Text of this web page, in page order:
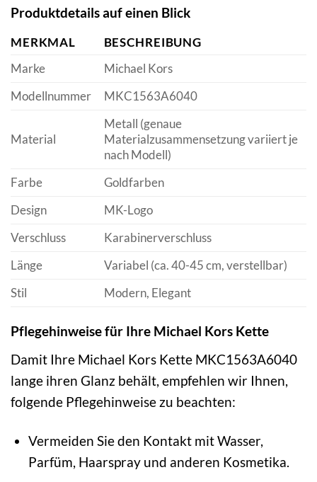
Produktdetails auf einen Blick
MERKMAL
BESCHREIBUNG
Marke
Michael Kors
Modellnummer
MKC1563A6040
Material
Metall (genaue
Materialzusammensetzung variiert je
nach Modell)
Farbe
Goldfarben
Design
MK-Logo
Verschluss
Karabinerverschluss
Länge
Variabel (ca. 40-45 cm, verstellbar)
Stil
Modern, Elegant
Pflegehinweise für Ihre Michael Kors Kette
Damit Ihre Michael Kors Kette MKC1563A6040
lange ihren Glanz behält, empfehlen wir Ihnen,
folgende Pflegehinweise zu beachten:
Vermeiden Sie den Kontakt mit Wasser,
Parfüm, Haarspray und anderen Kosmetika.